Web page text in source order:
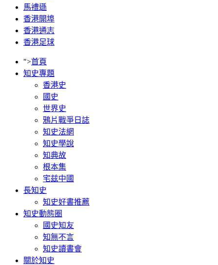
馬禮遜
香港開埠
香港通志
香港足球
">首頁
知史專題
香港史
國史
世界史
鴉片戰爭日誌
知史法網
知史學說
知典故
根本集
宅兹中國
長知史
知史好書推薦
知史動態圈
國史知友
知無不言
知史讀書會
關於知史